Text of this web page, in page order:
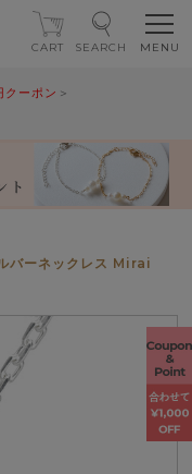
クーポン ＞
CART SEARCH
バーネックレス Mirai